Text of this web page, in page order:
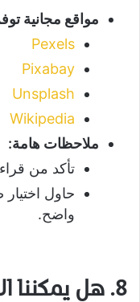
مواقع مجانية
Pexels
Pixabay
Unsplash
Wikipedia
ملاحظات هامة:
تأكد من
حاول
واضح.
8. هل يمكننا